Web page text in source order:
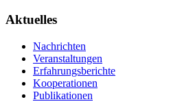
Aktuelles
Nachrichten
Veranstaltungen
Erfahrungsberichte
Kooperationen
Publikationen